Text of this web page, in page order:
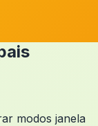
modos janela